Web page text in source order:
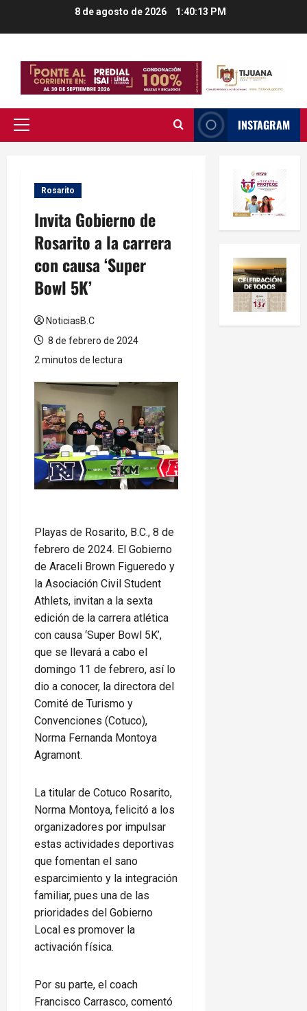
8 de agosto de 2026 1:40:14 PM
Menú
INSTAGRAM
Rosarito
Invita Gobierno de
Rosarito a la carrera
con causa ‘Super
Bowl 5K’
NoticiasB.C
8 de febrero de 2024
2 minutos de lectura
Playas de Rosarito, B.C., 8 de
febrero de 2024. El Gobierno
de Araceli Brown Figueredo y
la Asociación Civil Student
Athlets, invitan a la sexta
edición de la carrera atlética
con causa ‘Super Bowl 5K’,
que se llevará a cabo el
domingo 11 de febrero, así lo
dio a conocer, la directora del
Comité de Turismo y
Convenciones (Cotuco),
Norma Fernanda Montoya
Agramont.
La titular de Cotuco Rosarito,
Norma Montoya, felicitó a los
organizadores por impulsar
estas actividades deportivas
que fomentan el sano
esparcimiento y la integración
familiar, pues una de las
prioridades del Gobierno
Local es promover la
activación física.
Por su parte, el coach
Francisco Carrasco, comentó